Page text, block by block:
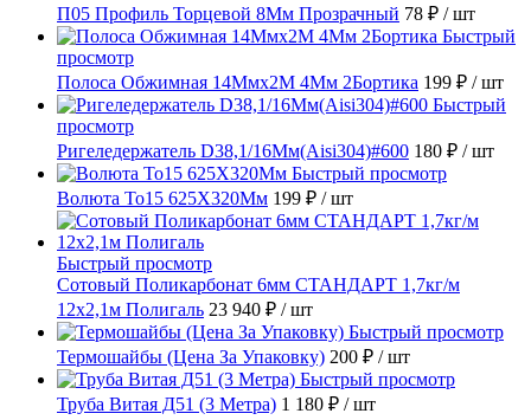
П05 Профиль Торцевой 8Мм Прозрачный 78 ₽ / шт
Быстрый
просмотр
Полоса Обжимная 14Ммх2М 4Мм 2Бортика 199 ₽ / шт
Быстрый
просмотр
Ригеледержатель D38,1/16Мм(Aisi304)#600 180 ₽ / шт
Быстрый просмотр
Волюта То15 625X320Мм 199 ₽ / шт
Быстрый просмотр
Сотовый Поликарбонат 6мм СТАНДАРТ 1,7кг/м
12х2,1м Полигаль 23 940 ₽ / шт
Быстрый просмотр
Термошайбы (Цена За Упаковку) 200 ₽ / шт
Быстрый просмотр
Труба Витая Д51 (3 Метра) 1 180 ₽ / шт